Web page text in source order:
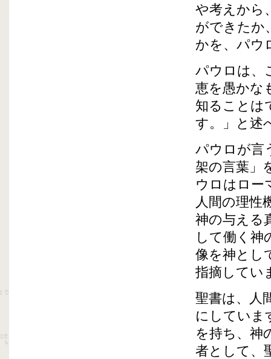
や考えから
ができたか
かを、パウ
パウロは、
恵を愚かな
知ることは
す。」と述
パウロが言
架の言葉」
ウロはロー
人間の理性
神の与える
して働く神
像を神とし
指摘してい
聖書は、人
にしていま
を持ち、神
者として、